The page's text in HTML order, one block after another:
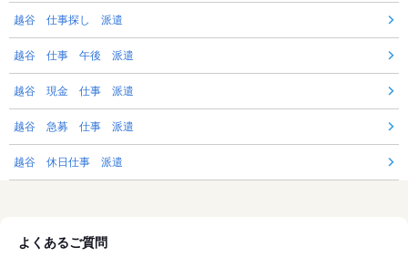
越谷 仕事探し 派遣
越谷 仕事 午後 派遣
越谷 現金 仕事 派遣
越谷 急募 仕事 派遣
越谷 休日仕事 派遣
よくあるご質問